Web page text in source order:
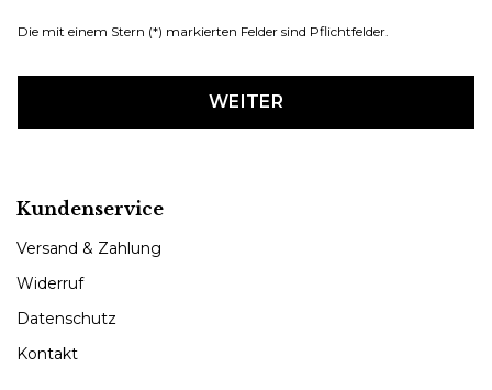
Die mit einem Stern (*) markierten Felder sind Pflichtfelder.
WEITER
Kundenservice
Versand & Zahlung
Widerruf
Datenschutz
Kontakt